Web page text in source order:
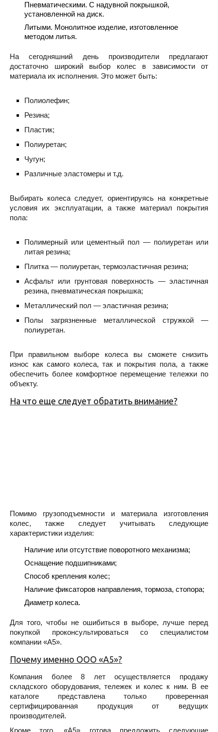
Пневматическими. С надувной покрышкой,
установленной на диск.
Литыми. Монолитное изделие, изготовленное
методом литья.
На сегодняшний день производители предлагают
достаточно широкий выбор колес в зависимости от
материала их исполнения. Это может быть:
Полиолефин;
Резина;
Пластик;
Полиуретан;
Чугун;
Различные эластомеры и т.д.
Выбирать колеса следует, ориентируясь на конкретные
условия их эксплуатации, а также материал покрытия
пола:
Полимерный или цементный пол — полиуретан или
литая резина;
Плитка — полиуретан, термоэластичная резина;
Асфальт или грунтовая поверхность — эластичная
резина, пневматическая покрышка;
Металлический пол — эластичная резина;
Полы загрязненные металлической стружкой —
полиуретан.
При правильном выборе колеса вы сможете снизить
износ как самого колеса, так и покрытия пола, а также
обеспечить более комфортное перемещение тележки по
объекту.
На что еще следует обратить внимание?
Помимо грузоподъемности и материала изготовления
колес, также следует учитывать следующие
характеристики изделия:
Наличие или отсутствие поворотного механизма;
Оснащение подшипниками;
Способ крепления колес;
Наличие фиксаторов направления, тормоза, стопора;
Диаметр колеса.
Для того, чтобы не ошибиться в выборе, лучше перед
покупкой проконсультироваться со специалистом
компании «А5».
Почему именно ООО «А5»?
Компания более 8 лет осуществляется продажу
складского оборудования, тележек и колес к ним. В ее
каталоге представлена только проверенная
сертифицированная продукция от ведущих
производителей.
Кроме того, «А5» готова предложить следующие